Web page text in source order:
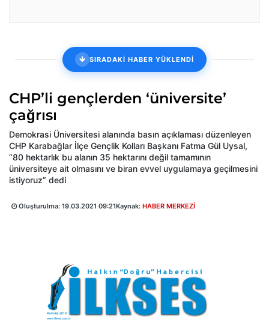
SIRADAKİ HABER YÜKLENDİ
CHP’li gençlerden ‘üniversite’
çağrısı
Demokrasi Üniversitesi alanında basın açıklaması düzenleyen
CHP Karabağlar İlçe Gençlik Kolları Başkanı Fatma Gül Uysal,
“80 hektarlık bu alanın 35 hektarını değil tamamının
üniversiteye ait olmasını ve biran evvel uygulamaya geçilmesini
istiyoruz” dedi
Oluşturulma: 19.03.2021 09:21Kaynak: HABER MERKEZİ